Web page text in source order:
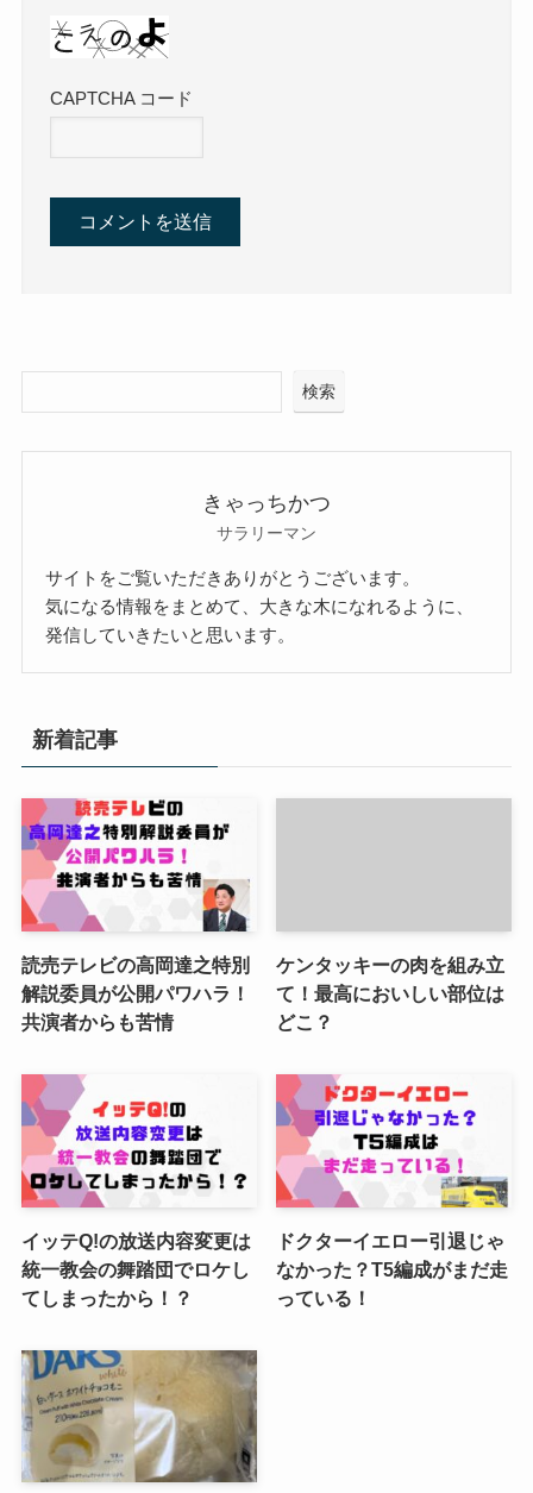
CAPTCHA コード
検索
きゃっちかつ
サラリーマン
サイトをご覧いただきありがとうございます。
気になる情報をまとめて、大きな木になれるように、
発信していきたいと思います。
新着記事
読売テレビの高岡達之特別
解説委員が公開パワハラ！
共演者からも苦情
ケンタッキーの肉を組み立
て！最高においしい部位は
どこ？
イッテQ!の放送内容変更は
統一教会の舞踏団でロケし
てしまったから！？
ドクターイエロー引退じゃ
なかった？T5編成がまだ走
っている！